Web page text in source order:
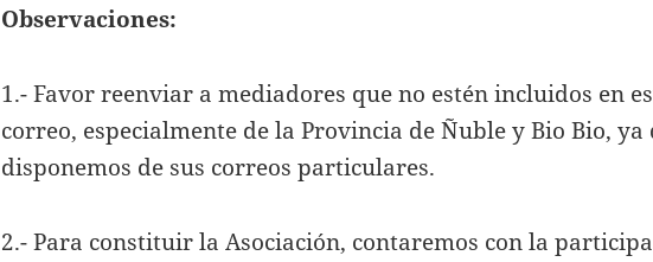
Observaciones:
1.- Favor reenviar a mediadores que no estén incluidos en
correo, especialmente de la Provincia de Ñuble y Bio Bio, ya
disponemos de sus correos particulares.
2.- Para constituir la Asociación, contaremos con la